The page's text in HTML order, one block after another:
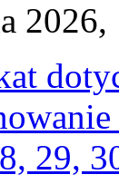
2026,
29,